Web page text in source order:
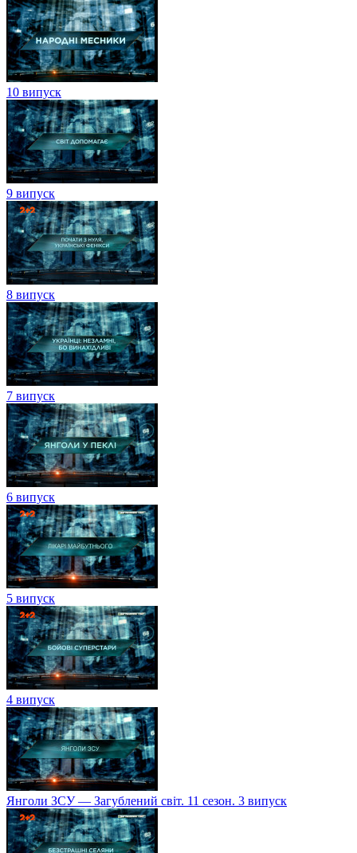
10 випуск
9 випуск
8 випуск
7 випуск
6 випуск
5 випуск
4 випуск
Янголи ЗСУ — Загублений світ. 11 сезон. 3 випуск